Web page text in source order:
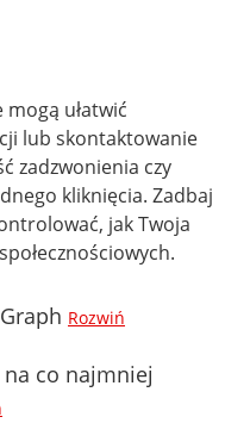
ułatwić
lub skontaktowanie
zadzwonienia czy
kliknięcia. Zadbaj
jak Twoja
Rozwiń
co najmniej